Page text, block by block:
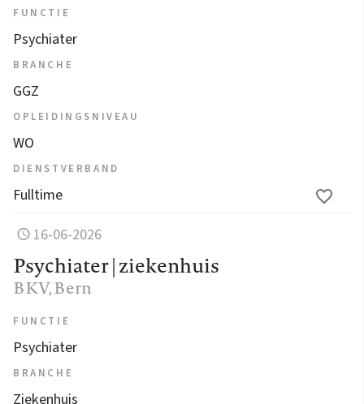
FUNCTIE
Psychiater
BRANCHE
GGZ
OPLEIDINGSNIVEAU
WO
DIENSTVERBAND
Fulltime
16-06-2026
Psychiater | ziekenhuis
BKV, Bern
FUNCTIE
Psychiater
BRANCHE
Ziekenhuis